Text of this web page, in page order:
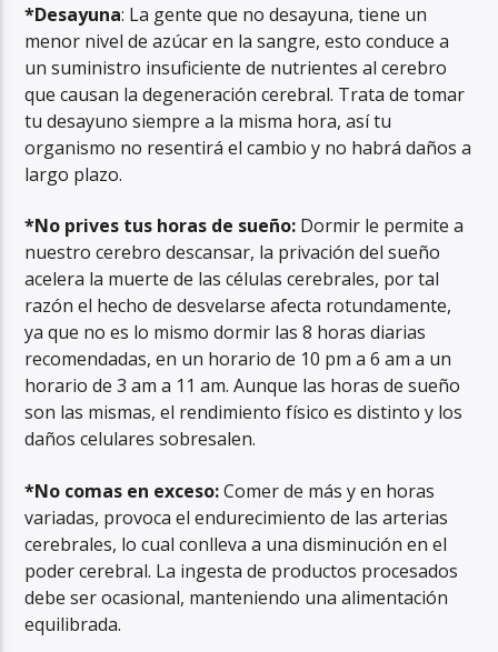
*Desayuna: La gente que no desayuna, tiene un
menor nivel de azúcar en la sangre, esto conduce a
un suministro insuficiente de nutrientes al cerebro
que causan la degeneración cerebral. Trata de tomar
tu desayuno siempre a la misma hora, así tu
organismo no resentirá el cambio y no habrá daños a
largo plazo.
*No prives tus horas de sueño: Dormir le permite a
nuestro cerebro descansar, la privación del sueño
acelera la muerte de las células cerebrales, por tal
razón el hecho de desvelarse afecta rotundamente,
ya que no es lo mismo dormir las 8 horas diarias
recomendadas, en un horario de 10 pm a 6 am a un
horario de 3 am a 11 am. Aunque las horas de sueño
son las mismas, el rendimiento físico es distinto y los
daños celulares sobresalen.
*No comas en exceso:Comer de más y en horas
variadas, provoca el endurecimiento de las arterias
cerebrales, lo cual conlleva a una disminución en el
poder cerebral. La ingesta de productos procesados
debe ser ocasional, manteniendo una alimentación
equilibrada.